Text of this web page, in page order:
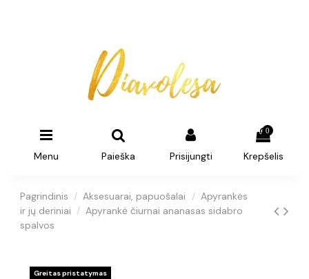
Menu Paieška Prisijungti
0
Krepšelis
Pagrindinis Aksesuarai, papuošalai
Apyrankės
ir jų deriniai
Apyrankė čiurnai ananasas sidabro
spalvos
Greitas pristatymas